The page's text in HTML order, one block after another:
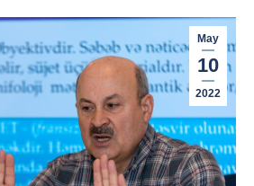
May
10
2022